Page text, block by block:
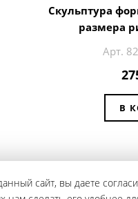
Скульптура
размера
Арт.
В
сайт, вы даете